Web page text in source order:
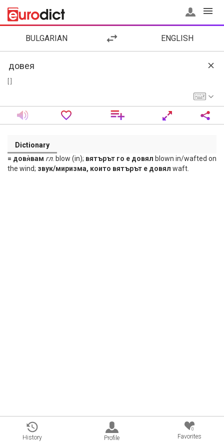
BULGARIAN ENGLISH
Dictionary
= довя̀вам гл. blow (in); вятърът го е довял blown in/wafted on
the wind; звук/миризма, които вятърът е довял waft.
History Profile
0
Favorites